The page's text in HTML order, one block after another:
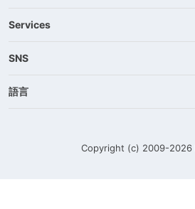
Services
SNS
語言
Copyright (c) 2009-2026